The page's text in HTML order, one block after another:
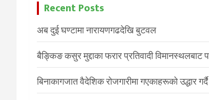
Recent Posts
अब दुई घण्टामा नारायणगढदेखि बुटवल
बैङ्किङ कसुर मुद्दाका फरार प्रतिवादी विमानस्थलबाट
बिनाकागजात वैदेशिक रोजगारीमा गएकाहरूको उद्धार